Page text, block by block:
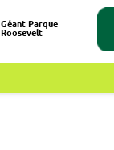
Géant Parque
Roosevelt